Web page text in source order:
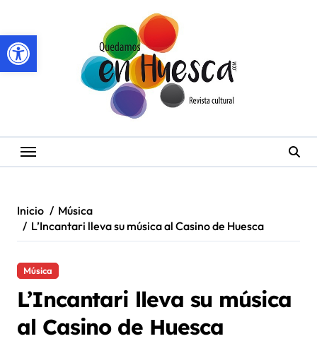
Abrir barra de herramientas
contenido
Inicio
Música
L’Incantari lleva su música al Casino de Huesca
Música
L’Incantari lleva su música
al Casino de Huesca